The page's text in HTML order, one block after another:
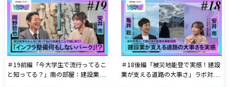
＃19前編「今大学生で流行ってるこ
と知ってる？」南の部屋：建設業界
＃18後編「被災地能登で実感！建設
業が支える道路の大事さ」ラボ対